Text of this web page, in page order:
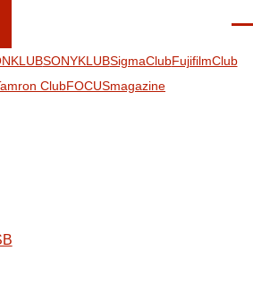
SONYKLUBSigmaClubFujifilmClub
ClubFOCUSmagazine